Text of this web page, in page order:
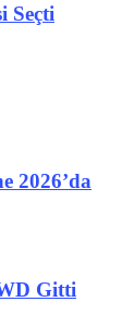
Seçti
2026’da
Gitti